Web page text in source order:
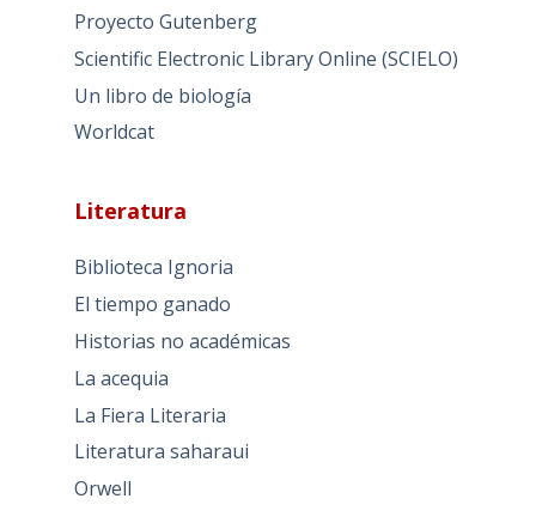
Proyecto Gutenberg
Scientific Electronic Library Online (SCIELO)
Un libro de biología
Worldcat
Literatura
Biblioteca Ignoria
El tiempo ganado
Historias no académicas
La acequia
La Fiera Literaria
Literatura saharaui
Orwell